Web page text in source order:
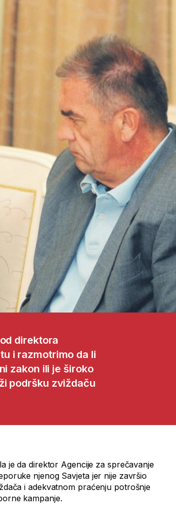
direktora
i razmotrimo da li
zakon ili je široko
podršku zviždaču
je da direktor Agencije za sprečavanje
njenog Savjeta jer nije završio
i adekvatnom praćenju potrošnje
kampanje.